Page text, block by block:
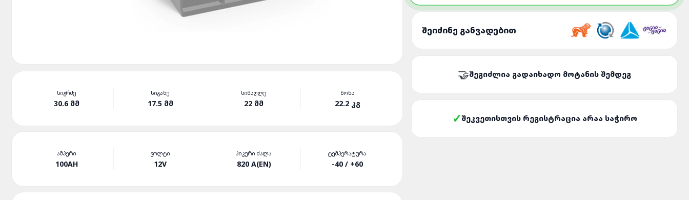
ᲡᲘᲒᲠᲫᲔ
30.6 ᲛᲛ
ᲡᲘᲒᲐᲜᲔ
17.5 ᲛᲛ
ᲡᲘᲛᲐᲦᲚᲔ
22 ᲛᲛ
ᲬᲝᲜᲐ
22.2 ᲙᲒ
ᲐᲛᲞᲔᲠᲘ
100AH
ᲕᲝᲚᲢᲘ
12V
ᲞᲘᲙᲣᲠᲘ ᲫᲐᲚᲐ
820 A(EN)
ᲢᲔᲛᲞᲔᲠᲐᲢᲣᲠᲐ
-40 / +60
ᲨᲔᲘᲫᲘᲜᲔ ᲒᲐᲜᲕᲐᲓᲔᲑᲘᲗ
ᲨᲔᲒᲘᲫᲚᲘᲐ ᲒᲐᲓᲐᲘᲮᲐᲓᲝ ᲛᲝᲢᲐᲜᲘᲡ ᲨᲔᲛᲓᲔᲒ
ᲨᲔᲙᲕᲔᲗᲘᲡᲗᲕᲘᲡ ᲠᲔᲒᲘᲡᲢᲠᲐᲪᲘᲐ ᲐᲠᲐᲐ ᲡᲐᲭᲘᲠᲝ